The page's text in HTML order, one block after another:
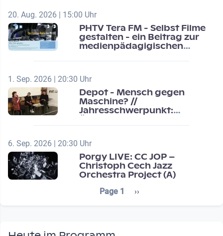
20. Aug. 2026 | 15:00 Uhr
PHTV Tera FM - Selbst Filme
gestalten - ein Beitrag zur
medienpädagigischen
1. Sep. 2026 | 20:30 Uhr
Depot - Mensch gegen
Maschine? //
Jahresschwerpunkt:
6. Sep. 2026 | 20:30 Uhr
Porgy LIVE: CC JOP –
Christoph Cech Jazz
Orchestra Project (A)
Seitennummerierung
Page 1 Next page
››